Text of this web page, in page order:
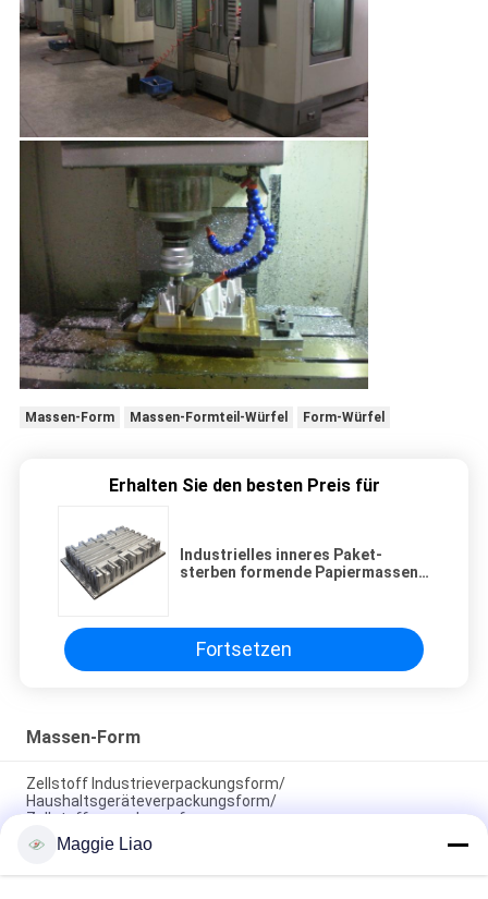
Massen-Form Massen-Formteil-Würfel Form-Würfel
Erhalten Sie den besten Preis für
Industrielles inneres Paket-
sterben formende Papiermassen-
Fortsetzen
Massen-Form
Zellstoff Industrieverpackungsform/
Haushaltsgeräteverpackungsform/
Zellstoffverpackungsform
Form am Aluminium
Maggie Liao